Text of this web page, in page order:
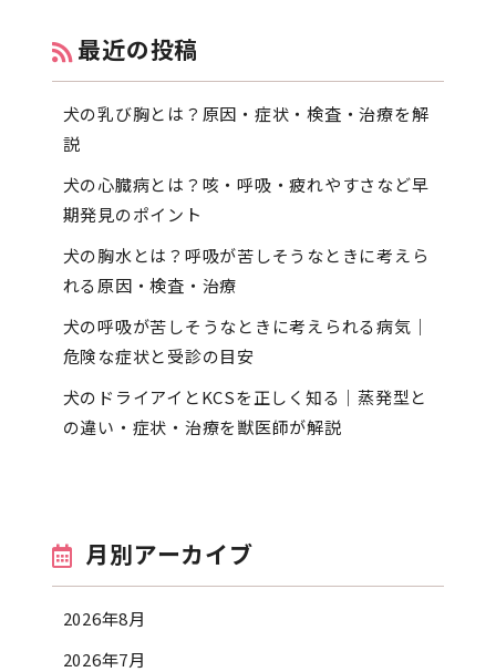
最近の投稿
犬の乳び胸とは？原因・症状・検査・治療を解
説
犬の心臓病とは？咳・呼吸・疲れやすさなど早
期発見のポイント
犬の胸水とは？呼吸が苦しそうなときに考えら
れる原因・検査・治療
犬の呼吸が苦しそうなときに考えられる病気｜
危険な症状と受診の目安
犬のドライアイとKCSを正しく知る｜蒸発型と
の違い・症状・治療を獣医師が解説
月別アーカイブ
2026年8月
2026年7月